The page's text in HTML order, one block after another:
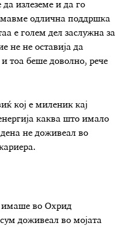
излеземе и да го
одлична поддршка
е голем дел заслужна за
не не оставија да
тоа беше доволно, рече
кој е миленик кај
каква што имало
не доживеал во
имаше во Охрид
доживеал во мојата